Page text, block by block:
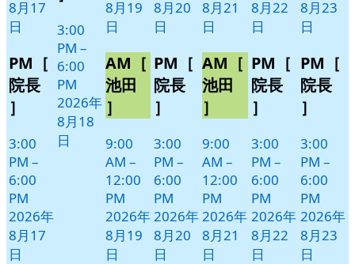
8月17
日
PM［
院長
］
3:00
PM –
6:00
PM
2026年
8月17
日
3:00
PM –
6:00
PM
2026年
8月18
日
8月19
日
AM［
池田
］
9:00
AM –
12:00
PM
2026年
8月19
日
8月20
日
PM［
院長
］
3:00
PM –
6:00
PM
2026年
8月20
日
8月21
日
AM［
池田
］
9:00
AM –
12:00
PM
2026年
8月21
日
8月22
日
PM［
院長
］
3:00
PM –
6:00
PM
2026年
8月22
日
8月23
日
PM［
院長
］
3:00
PM –
6:00
PM
2026年
8月23
日